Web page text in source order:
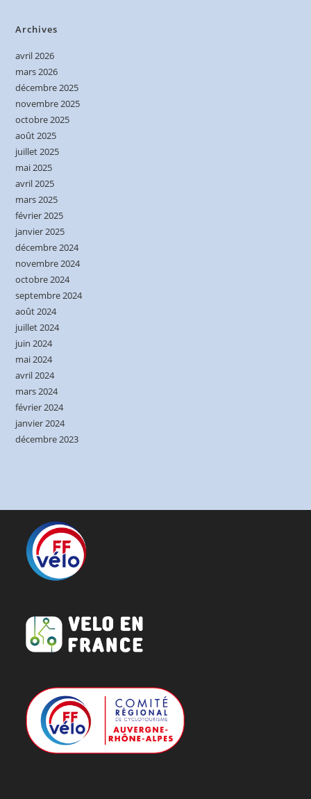
Archives
avril 2026
mars 2026
décembre 2025
novembre 2025
octobre 2025
août 2025
juillet 2025
mai 2025
avril 2025
mars 2025
février 2025
janvier 2025
décembre 2024
novembre 2024
octobre 2024
septembre 2024
août 2024
juillet 2024
juin 2024
mai 2024
avril 2024
mars 2024
février 2024
janvier 2024
décembre 2023